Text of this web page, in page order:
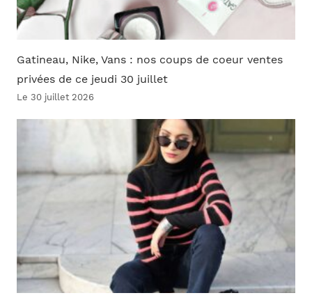
Gatineau, Nike, Vans : nos coups de coeur ventes
privées de ce jeudi 30 juillet
Le 30 juillet 2026